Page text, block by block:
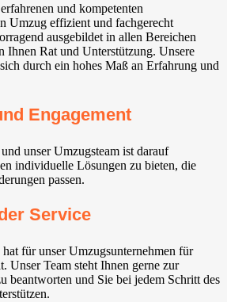
und kompetenten
Umzug effizient und fachgerecht
ausgebildet in allen Bereichen
Ihnen Rat und Unterstützung. Unsere
durch ein hohes Maß an Erfahrung und
Engagement
unser Umzugsteam ist darauf
individuelle Lösungen zu bieten, die
passen.
Service
für unser Umzugsunternehmen für
Unser Team steht Ihnen gerne zur
beantworten und Sie bei jedem Schritt des